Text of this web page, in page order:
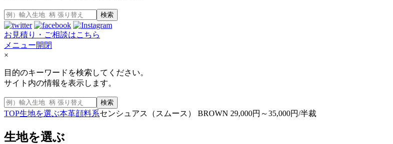
検索
お見積り・ご相談はこちら
メニュー開閉
×
目的のキーワードを検索してください。
サイト内の情報を表示します。
検索
TOP生地を選ぶ本革顔料系センシュアス（スムース） BROWN 29,000円～35,000円/半裁
生地を選ぶ